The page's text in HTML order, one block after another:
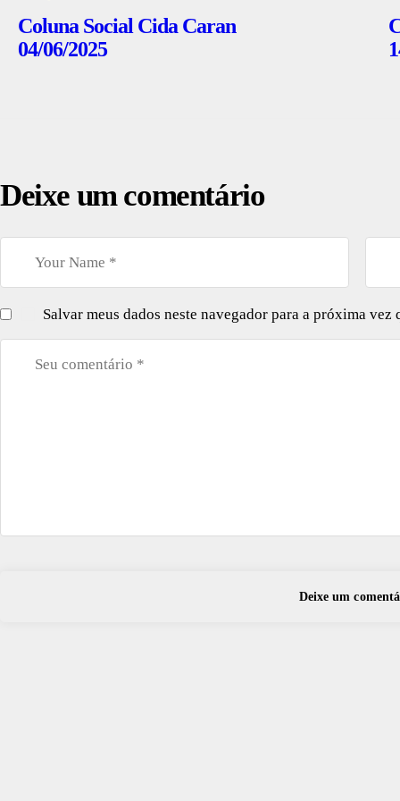
Coluna Social Cida Caran
04/06/2025
Deixe um comentário
Salvar meus dados neste navegador para a próxima vez